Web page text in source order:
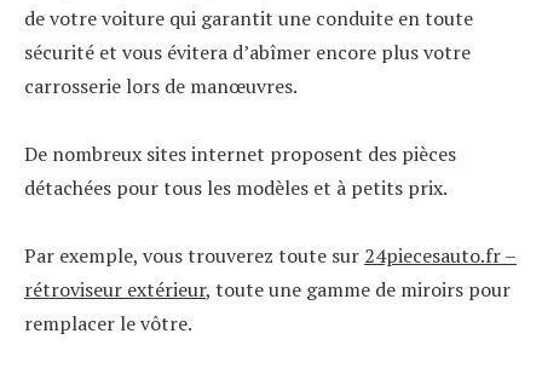
de votre voiture qui garantit une conduite en toute
sécurité et vous évitera d’abîmer encore plus votre
carrosserie lors de manœuvres.
De nombreux sites internet proposent des pièces
détachées pour tous les modèles et à petits prix.
Par exemple, vous trouverez toute sur 24piecesauto.fr –
rétroviseur extérieur, toute une gamme de miroirs pour
remplacer le vôtre.